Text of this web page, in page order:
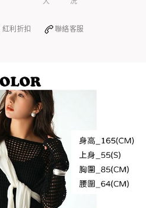
紅利折扣 聯絡客服